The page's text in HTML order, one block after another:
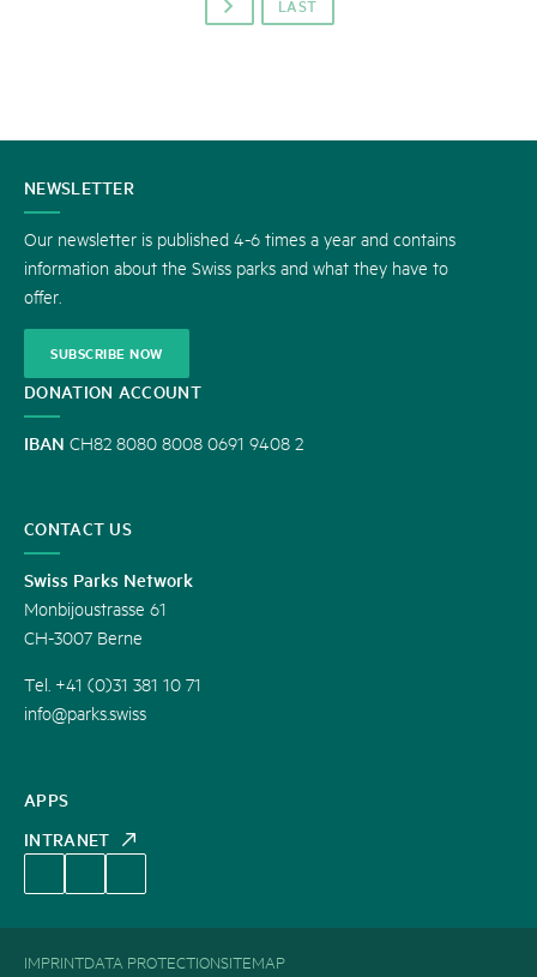
p LAST
CONTACT
US
APPS
INTRANET
NEWSLETTER
Our newsletter is published 4-6 times a year and contains
information about the Swiss parks and what they have to
offer.
SUBSCRIBE NOW
DONATION ACCOUNT
IBAN CH82 8080 8008 0691 9408 2
CONTACT US
Swiss Parks Network
Monbijoustrasse 61
CH-3007 Berne
Tel. +41 (0)31 381 10 71
info@parks.swiss
IMPRINTDATA PROTECTIONSITEMAP